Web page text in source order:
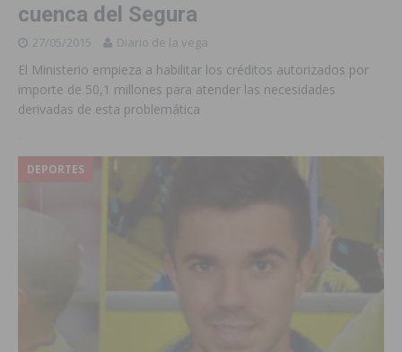
cuenca del Segura
27/05/2015 Diario de la vega
El Ministerio empieza a habilitar los créditos autorizados por
importe de 50,1 millones para atender las necesidades
derivadas de esta problemática
DEPORTES